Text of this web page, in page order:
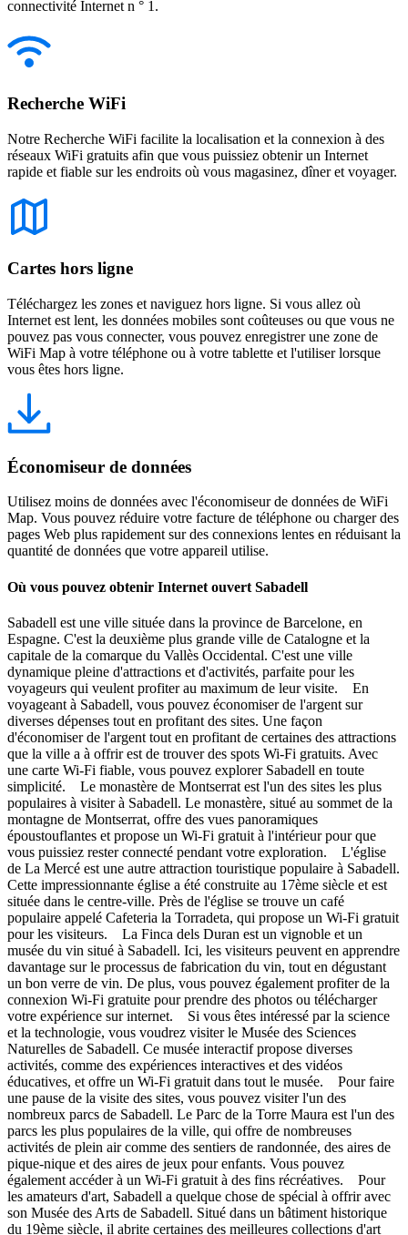
connectivité Internet n ° 1.
Recherche WiFi
Notre Recherche WiFi facilite la localisation et la connexion à des
réseaux WiFi gratuits afin que vous puissiez obtenir un Internet
rapide et fiable sur les endroits où vous magasinez, dîner et voyager.
Cartes hors ligne
Téléchargez les zones et naviguez hors ligne. Si vous allez où
Internet est lent, les données mobiles sont coûteuses ou que vous ne
pouvez pas vous connecter, vous pouvez enregistrer une zone de
WiFi Map à votre téléphone ou à votre tablette et l'utiliser lorsque
vous êtes hors ligne.
Économiseur de données
Utilisez moins de données avec l'économiseur de données de WiFi
Map. Vous pouvez réduire votre facture de téléphone ou charger des
pages Web plus rapidement sur des connexions lentes en réduisant la
quantité de données que votre appareil utilise.
Où vous pouvez obtenir Internet ouvert Sabadell
Sabadell est une ville située dans la province de Barcelone, en
Espagne. C'est la deuxième plus grande ville de Catalogne et la
capitale de la comarque du Vallès Occidental. C'est une ville
dynamique pleine d'attractions et d'activités, parfaite pour les
voyageurs qui veulent profiter au maximum de leur visite. En
voyageant à Sabadell, vous pouvez économiser de l'argent sur
diverses dépenses tout en profitant des sites. Une façon
d'économiser de l'argent tout en profitant de certaines des attractions
que la ville a à offrir est de trouver des spots Wi-Fi gratuits. Avec
une carte Wi-Fi fiable, vous pouvez explorer Sabadell en toute
simplicité. Le monastère de Montserrat est l'un des sites les plus
populaires à visiter à Sabadell. Le monastère, situé au sommet de la
montagne de Montserrat, offre des vues panoramiques
époustouflantes et propose un Wi-Fi gratuit à l'intérieur pour que
vous puissiez rester connecté pendant votre exploration. L'église
de La Mercé est une autre attraction touristique populaire à Sabadell.
Cette impressionnante église a été construite au 17ème siècle et est
située dans le centre-ville. Près de l'église se trouve un café
populaire appelé Cafeteria la Torradeta, qui propose un Wi-Fi gratuit
pour les visiteurs. La Finca dels Duran est un vignoble et un
musée du vin situé à Sabadell. Ici, les visiteurs peuvent en apprendre
davantage sur le processus de fabrication du vin, tout en dégustant
un bon verre de vin. De plus, vous pouvez également profiter de la
connexion Wi-Fi gratuite pour prendre des photos ou télécharger
votre expérience sur internet. Si vous êtes intéressé par la science
et la technologie, vous voudrez visiter le Musée des Sciences
Naturelles de Sabadell. Ce musée interactif propose diverses
activités, comme des expériences interactives et des vidéos
éducatives, et offre un Wi-Fi gratuit dans tout le musée. Pour faire
une pause de la visite des sites, vous pouvez visiter l'un des
nombreux parcs de Sabadell. Le Parc de la Torre Maura est l'un des
parcs les plus populaires de la ville, qui offre de nombreuses
activités de plein air comme des sentiers de randonnée, des aires de
pique-nique et des aires de jeux pour enfants. Vous pouvez
également accéder à un Wi-Fi gratuit à des fins récréatives. Pour
les amateurs d'art, Sabadell a quelque chose de spécial à offrir avec
son Musée des Arts de Sabadell. Situé dans un bâtiment historique
du 19ème siècle, il abrite certaines des meilleures collections d'art